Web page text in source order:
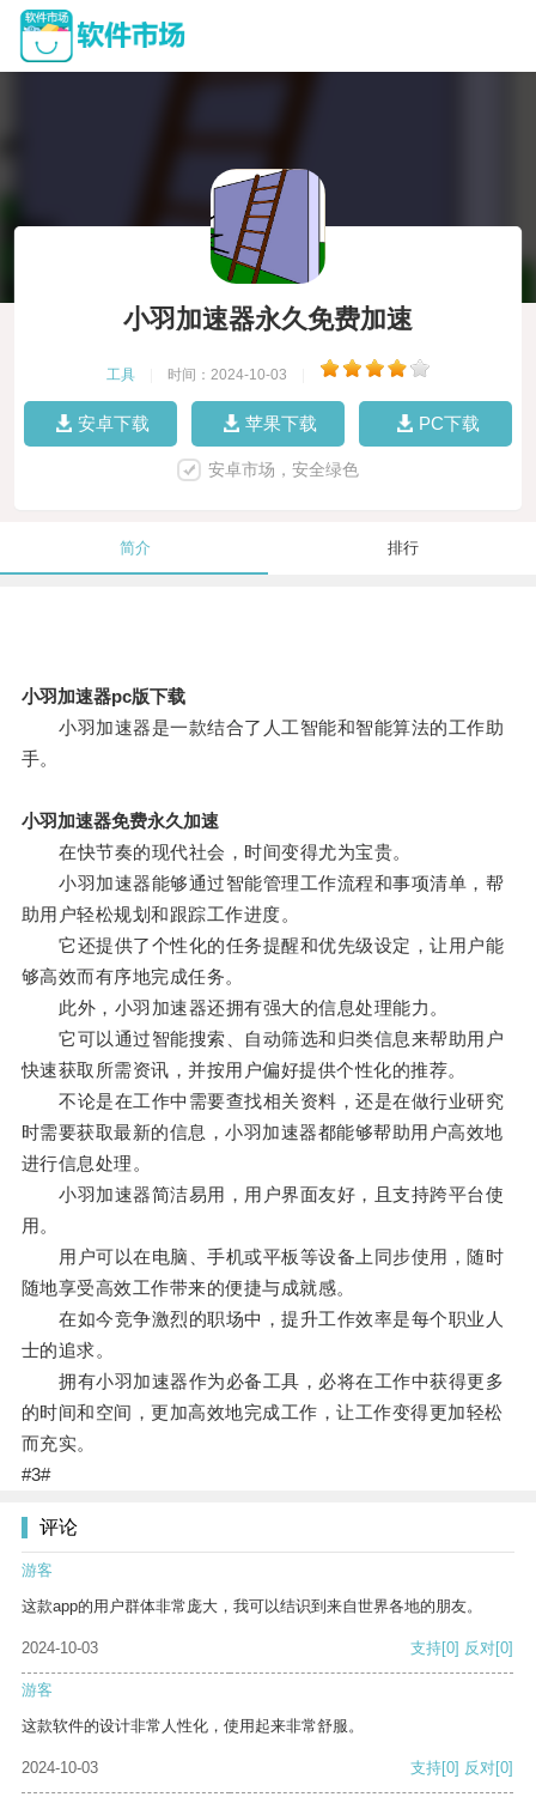
小羽加速器永久免费加速
工具 时间：2024-10-03
安卓下载 苹果下载 PC下载
安卓市场，安全绿色
简介 排行
小羽加速器pc版下载
小羽加速器是一款结合了人工智能和智能算法的工作助
手。
小羽加速器免费永久加速
在快节奏的现代社会，时间变得尤为宝贵。
小羽加速器能够通过智能管理工作流程和事项清单，帮
助用户轻松规划和跟踪工作进度。
它还提供了个性化的任务提醒和优先级设定，让用户能
够高效而有序地完成任务。
此外，小羽加速器还拥有强大的信息处理能力。
它可以通过智能搜索、自动筛选和归类信息来帮助用户
快速获取所需资讯，并按用户偏好提供个性化的推荐。
不论是在工作中需要查找相关资料，还是在做行业研究
时需要获取最新的信息，小羽加速器都能够帮助用户高效地
进行信息处理。
小羽加速器简洁易用，用户界面友好，且支持跨平台使
用。
用户可以在电脑、手机或平板等设备上同步使用，随时
随地享受高效工作带来的便捷与成就感。
在如今竞争激烈的职场中，提升工作效率是每个职业人
士的追求。
拥有小羽加速器作为必备工具，必将在工作中获得更多
的时间和空间，更加高效地完成工作，让工作变得更加轻松
而充实。
#3#
评论
游客
这款app的用户群体非常庞大，我可以结识到来自世界各地的朋友。
2024-10-03 支持[0] 反对[0]
游客
这款软件的设计非常人性化，使用起来非常舒服。
2024-10-03 支持[0] 反对[0]